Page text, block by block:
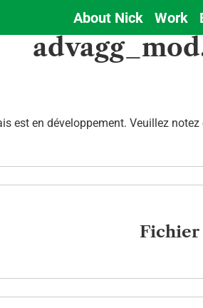
Main
navigation
About Nick Work
est en développement. Veuillez
Fichier